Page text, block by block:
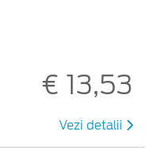
€ 13,53
Vezi detalii